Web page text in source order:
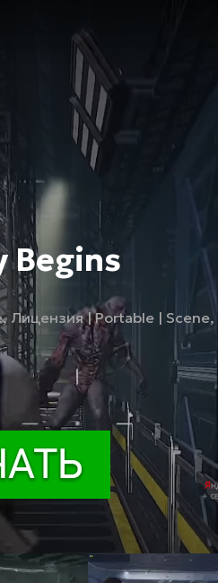
Begins
, Лицензия | Portable | Scene,